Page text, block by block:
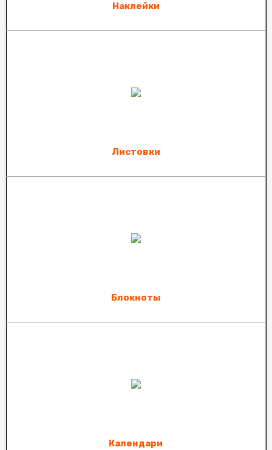
Наклейки
Листовки
Блокноты
Календари